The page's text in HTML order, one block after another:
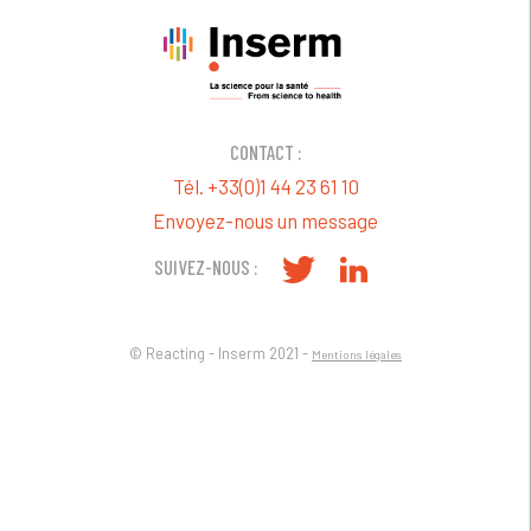
CONTACT :
Tél. +33(0)1 44 23 61 10
Envoyez-nous un message
SUIVEZ-NOUS :
© Reacting - Inserm 2021 - Mentions légales